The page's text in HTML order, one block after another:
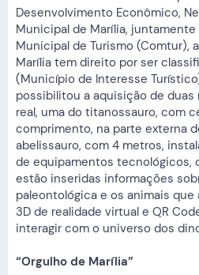
Desenvolvimento Econômico,
Municipal de Marília,
Municipal de Turismo (Comtur),
Marília tem direito por ser
(Município de Interesse
possibilitou a aquisição de duas
real, uma do titanossauro, com
comprimento, na parte externa
abelissauro, com 4 metros,
de equipamentos tecnológicos,
estão inseridas informações
paleontológica e os animais que
3D de realidade virtual e QR
interagir com o universo dos
“Orgulho de Marília”